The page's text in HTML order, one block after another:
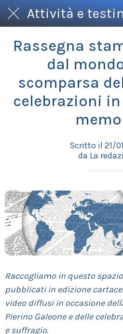
Attività e
Rassegna
dal
scomparsa
celebrazioni
Scritto il 21/
da La
Raccogliamo in questo
pubblicati in edizione
video diffusi in occasione
Pierino Galeone e delle
e suffragio.